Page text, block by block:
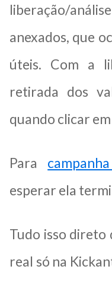
liberação/
anexados, que
úteis. Com a
retirada dos
quando clicar
Para
esperar ela
Tudo isso direto
real só na